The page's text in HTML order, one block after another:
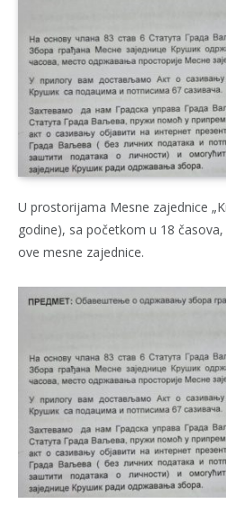
U prostorijama Mesne zajednice
godine), sa početkom u 18
ove mesne zajednice.